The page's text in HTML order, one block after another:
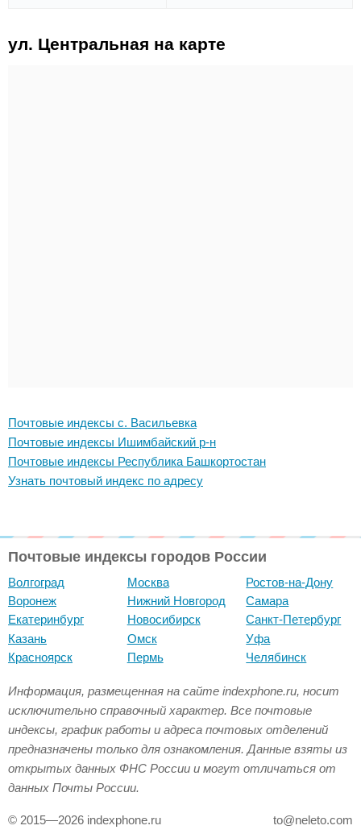
ул. Центральная на карте
Почтовые индексы с. Васильевка
Почтовые индексы Ишимбайский р-н
Почтовые индексы Республика Башкортостан
Узнать почтовый индекс по адресу
Почтовые индексы городов России
Волгоград
Воронеж
Екатеринбург
Казань
Красноярск
Москва
Нижний Новгород
Новосибирск
Омск
Пермь
Ростов-на-Дону
Самара
Санкт-Петербург
Уфа
Челябинск
Информация, размещенная на сайте indexphone.ru, носит
исключительно справочный характер. Все почтовые
индексы, график работы и адреса почтовых отделений
предназначены только для ознакомления. Данные взяты из
открытых данных ФНС России и могут отличаться от
данных Почты России.
© 2015—2026 indexphone.ru to@neleto.com